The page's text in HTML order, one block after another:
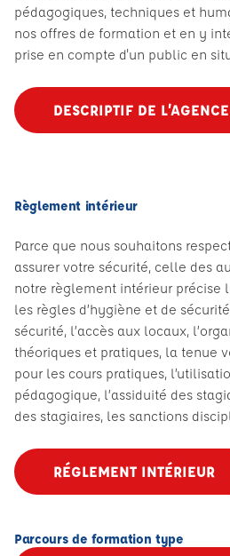
pédagogiques, techniques et
nos offres de formation et en y
prise en compte d'un public en
DESCRIPTIF DE L’AGENCE
Règlement intérieur
Parce que nous souhaitons
assurer votre sécurité, celle des
notre règlement intérieur précise
les règles d’hygiène et de
sécurité, l’accès aux locaux,
théoriques et pratiques, la tenue
pour les cours pratiques,
pédagogique, l’assiduité des
des stagiaires, les sanctions
RÉGLEMENT INTÉRIEUR
Parcours de formation type